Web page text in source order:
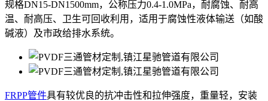
规格DN15-DN1500mm，公称压力0.4-1.0MPa，耐腐蚀、耐高
温、耐高压、卫生可回收利用，适用于腐蚀性液体输送（如酸
碱液）及市政给排水系统。
FRPP管件具有较优良的抗冲击性和拉伸强度，重量轻，安装